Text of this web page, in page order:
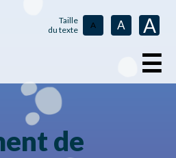
Taille
du texte
A A A
☰
de